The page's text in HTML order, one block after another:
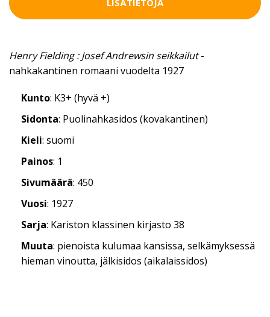
LISÄTIETOJA
Henry Fielding : Josef Andrewsin seikkailut-
nahkakantinen romaani vuodelta 1927
Kunto: K3+ (hyvä +)
Sidonta: Puolinahkasidos (kovakantinen)
Kieli: suomi
Painos: 1
Sivumäärä: 450
Vuosi: 1927
Sarja: Kariston klassinen kirjasto 38
Muuta: pienoista kulumaa kansissa, selkämyksessä
hieman vinoutta, jälkisidos (aikalaissidos)